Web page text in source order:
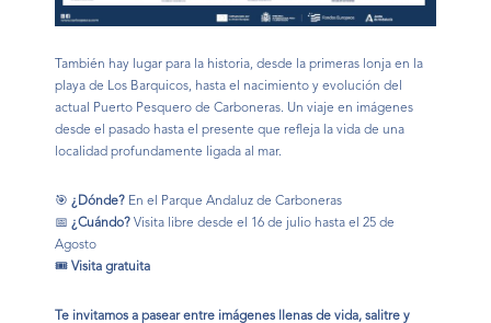
También hay lugar para la historia, desde la primeras lonja en la
playa de Los Barquicos, hasta el nacimiento y evolución del
actual Puerto Pesquero de Carboneras. Un viaje en imágenes
desde el pasado hasta el presente que refleja la vida de una
localidad profundamente ligada al mar.
🎯 ¿Dónde? En el Parque Andaluz de Carboneras
📅 ¿Cuándo? Visita libre desde el 16 de julio hasta el 25 de
Agosto
🎟️ Visita gratuita
Te invitamos a pasear entre imágenes llenas de vida, salitre y